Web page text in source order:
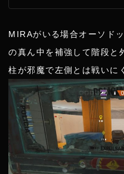
MIRAがいる場合オーソド
の真ん中を補強して階段と
柱が邪魔で左側とは戦いに